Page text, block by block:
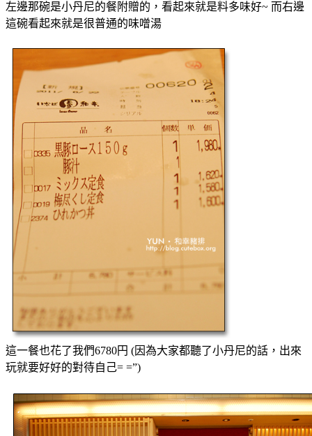
左邊那碗是小丹尼的餐附贈的，看起來就是料多味好~ 而右邊
這碗看起來就是很普通的味噌湯
這一餐也花了我們6780円 (因為大家都聽了小丹尼的話，出來
玩就要好好的對待自己= =”)